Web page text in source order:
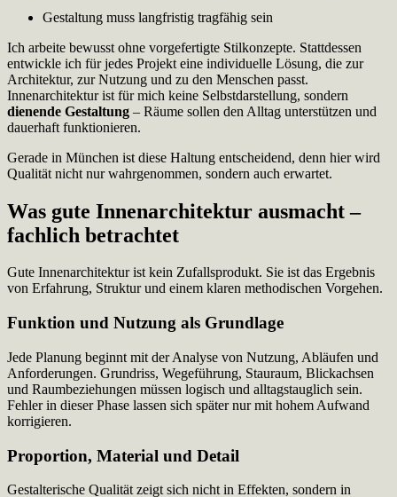
Gestaltung muss langfristig tragfähig sein
Ich arbeite bewusst ohne vorgefertigte Stilkonzepte. Stattdessen
entwickle ich für jedes Projekt eine individuelle Lösung, die zur
Architektur, zur Nutzung und zu den Menschen passt.
Innenarchitektur ist für mich keine Selbstdarstellung, sondern
dienende Gestaltung – Räume sollen den Alltag unterstützen und
dauerhaft funktionieren.
Gerade in München ist diese Haltung entscheidend, denn hier wird
Qualität nicht nur wahrgenommen, sondern auch erwartet.
Was gute Innenarchitektur ausmacht –
fachlich betrachtet
Gute Innenarchitektur ist kein Zufallsprodukt. Sie ist das Ergebnis
von Erfahrung, Struktur und einem klaren methodischen Vorgehen.
Funktion und Nutzung als Grundlage
Jede Planung beginnt mit der Analyse von Nutzung, Abläufen und
Anforderungen. Grundriss, Wegeführung, Stauraum, Blickachsen
und Raumbeziehungen müssen logisch und alltagstauglich sein.
Fehler in dieser Phase lassen sich später nur mit hohem Aufwand
korrigieren.
Proportion, Material und Detail
Gestalterische Qualität zeigt sich nicht in Effekten, sondern in